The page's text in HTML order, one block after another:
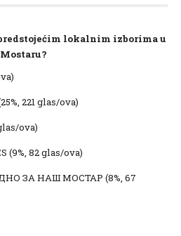
lokalnim izborima u
Mostaru?
221 glas/ova)
ova)
(9%, 82 glas/ova)
ЗА НАШ МОСТАР (8%, 67